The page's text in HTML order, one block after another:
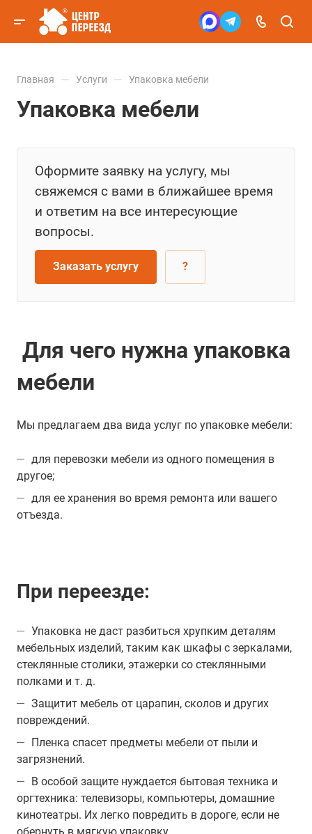
Главная — Услуги — Упаковка мебели
Упаковка мебели
Оформите заявку на услугу, мы
свяжемся с вами в ближайшее время
и ответим на все интересующие
вопросы.
Заказать услугу ?
Для чего нужна упаковка
мебели
Мы предлагаем два вида услуг по упаковке мебели:
для перевозки мебели из одного помещения в
другое;
для ее хранения во время ремонта или вашего
отъезда.
При переезде:
Упаковка не даст разбиться хрупким деталям
мебельных изделий, таким как шкафы с зеркалами,
стеклянные столики, этажерки со стеклянными
полками и т. д.
Защитит мебель от царапин, сколов и других
повреждений.
Пленка спасет предметы мебели от пыли и
загрязнений.
В особой защите нуждается бытовая техника и
оргтехника: телевизоры, компьютеры, домашние
кинотеатры. Их легко повредить в дороге, если не